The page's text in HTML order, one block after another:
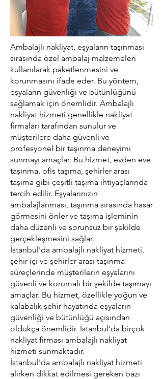
Ambalajlı nakliyat, eşyaların taşınması
sırasında özel ambalaj malzemeleri
kullanılarak paketlenmesini ve
korunmasını ifade eder. Bu yöntem,
eşyaların güvenliği ve bütünlüğünü
sağlamak için önemlidir. Ambalajlı
nakliyat hizmeti genellikle nakliyat
firmaları tarafından sunulur ve
müşterilere daha güvenli ve
profesyonel bir taşınma deneyimi
sunmayı amaçlar. Bu hizmet, evden eve
taşınma, ofis taşıma, şehirler arası
taşıma gibi çeşitli taşıma ihtiyaçlarında
tercih edilir. Eşyalarınızın
ambalajlanması, taşınma sırasında hasar
görmesini önler ve taşıma işleminin
daha düzenli ve sorunsuz bir şekilde
gerçekleşmesini sağlar.
İstanbul'da ambalajlı nakliyat hizmeti,
şehir içi ve şehirler arası taşınma
süreçlerinde müşterilerin eşyalarını
güvenli ve korumalı bir şekilde taşımayı
amaçlar. Bu hizmet, özellikle yoğun ve
kalabalık şehir hayatında eşyaların
güvenliği ve bütünlüğü açısından
oldukça önemlidir. İstanbul'da birçok
nakliyat firması ambalajlı nakliyat
hizmeti sunmaktadır.
İstanbul'da ambalajlı nakliyat hizmeti
alırken dikkat edilmesi gereken bazı